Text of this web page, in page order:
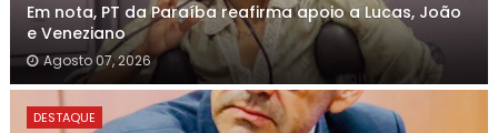
Em nota, PT da Paraíba reafirma apoio a Lucas, João
e Veneziano
Agosto 07, 2026
DESTAQUE